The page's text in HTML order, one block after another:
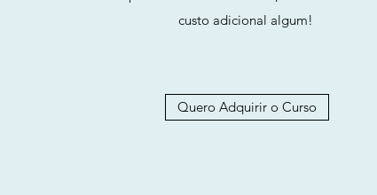
custo adicional algum!
Quero Adquirir o Curso